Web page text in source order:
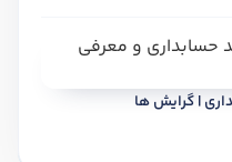
| گرایش ها